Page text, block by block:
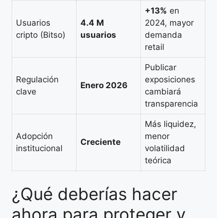
Usuarios
cripto (Bitso)
4.4 M
usuarios
+13% en
2024, mayor
demanda
retail
Regulación
clave
Enero 2026
Publicar
exposiciones
cambiará
transparencia
Adopción
institucional
Creciente
Más liquidez,
menor
volatilidad
teórica
¿Qué deberías hacer